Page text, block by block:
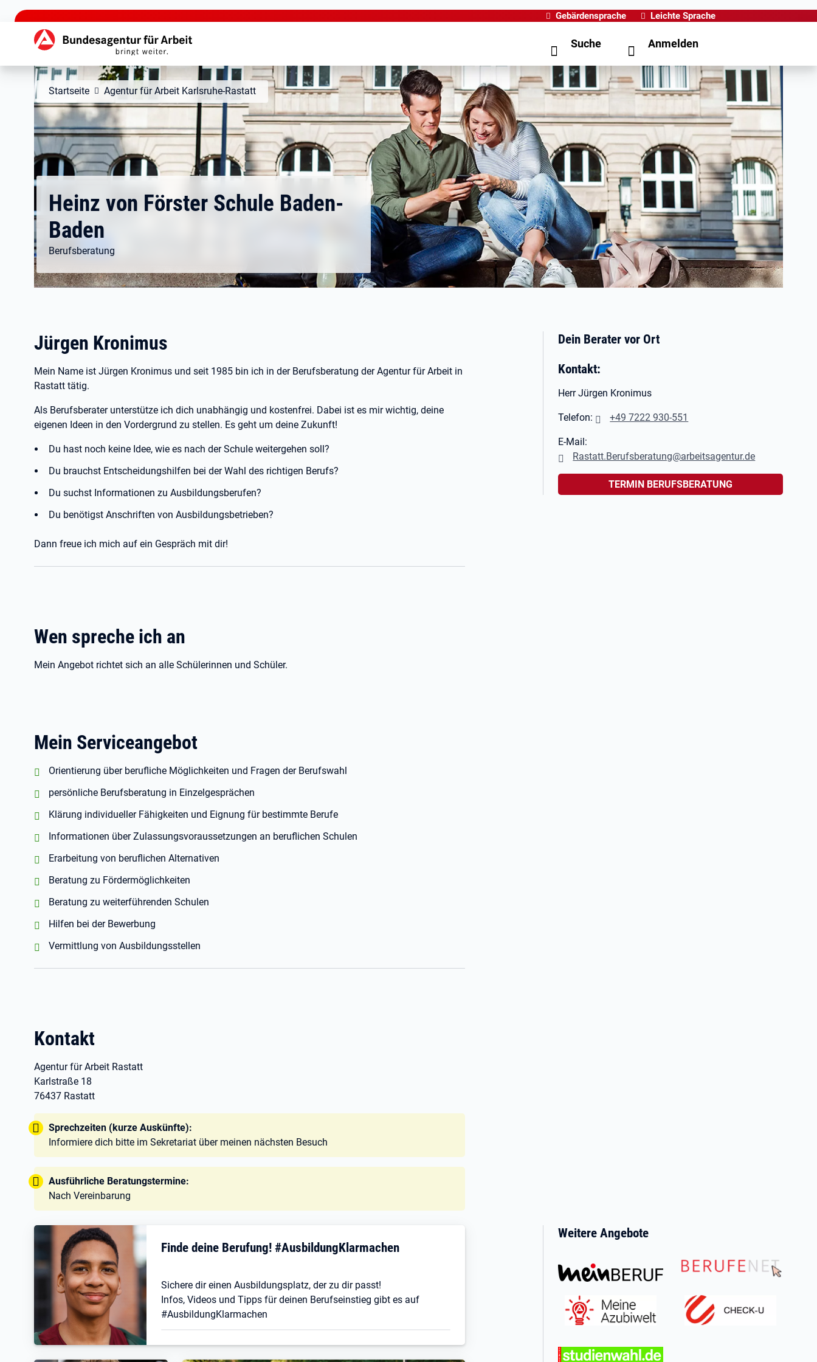
zu den Hauptinhalten springen
Gebärdensprache Leichte Sprache
Hauptnavigation Suche Anmelden
Startseite Agentur für Arbeit Karlsruhe-Rastatt
Heinz von Förster Schule Baden-
Baden
Berufsberatung
Jürgen Kronimus
Mein Name ist Jürgen Kronimus und seit 1985 bin ich in der Berufsberatung der Agentur für Arbeit in
Rastatt tätig.
Als Berufsberater unterstütze ich dich unabhängig und kostenfrei. Dabei ist es mir wichtig, deine
eigenen Ideen in den Vordergrund zu stellen. Es geht um deine Zukunft!
Du hast noch keine Idee, wie es nach der Schule weitergehen soll?
Du brauchst Entscheidungshilfen bei der Wahl des richtigen Berufs?
Du suchst Informationen zu Ausbildungsberufen?
Du benötigst Anschriften von Ausbildungsbetrieben?
Dann freue ich mich auf ein Gespräch mit dir!
Wen spreche ich an
Mein Angebot richtet sich an alle Schülerinnen und Schüler.
Mein Serviceangebot
positiv:
Orientierung über berufliche Möglichkeiten und Fragen der Berufswahl
positiv:
persönliche Berufsberatung in Einzelgesprächen
positiv:
Klärung individueller Fähigkeiten und Eignung für bestimmte Berufe
positiv:
Informationen über Zulassungsvoraussetzungen an beruflichen Schulen
positiv:
Erarbeitung von beruflichen Alternativen
positiv:
Beratung zu Fördermöglichkeiten
positiv:
Beratung zu weiterführenden Schulen
positiv:
Hilfen bei der Bewerbung
positiv:
Vermittlung von Ausbildungsstellen
Kontakt
Agentur für Arbeit Rastatt
Karlstraße 18
76437 Rastatt
Tipp:
Sprechzeiten (kurze Auskünfte):
Informiere dich bitte im Sekretariat über meinen nächsten Besuch
Tipp:
Ausführliche Beratungstermine:
Nach Vereinbarung
Dein Berater vor Ort
Kontakt:
Herr Jürgen Kronimus
Telefon: +49 7222 930-551
E-Mail:
Rastatt.Berufsberatung@arbeitsagentur.de
TERMIN BERUFSBERATUNG
Finde deine Berufung! #AusbildungKlarmachen
Sichere dir einen Ausbildungsplatz, der zu dir passt!
Infos, Videos und Tipps für deinen Berufseinstieg gibt es auf
#AusbildungKlarmachen
Weitere Angebote